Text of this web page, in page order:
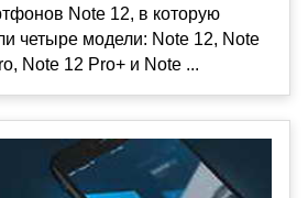
Note 12, в которую
четыре модели: Note 12, Note
Note 12 Pro+ и Note ...